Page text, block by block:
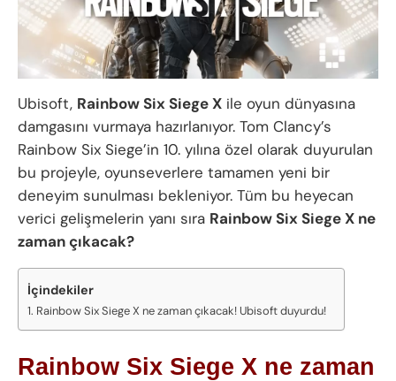
Ubisoft, Rainbow Six Siege X ile oyun dünyasına
damgasını vurmaya hazırlanıyor. Tom Clancy’s
Rainbow Six Siege’in 10. yılına özel olarak duyurulan
bu projeyle, oyunseverlere tamamen yeni bir
deneyim sunulması bekleniyor. Tüm bu heyecan
verici gelişmelerin yanı sıra Rainbow Six Siege X ne
zaman çıkacak?
İçindekiler
Rainbow Six Siege X ne zaman çıkacak! Ubisoft duyurdu!
Rainbow Six Siege X ne zaman